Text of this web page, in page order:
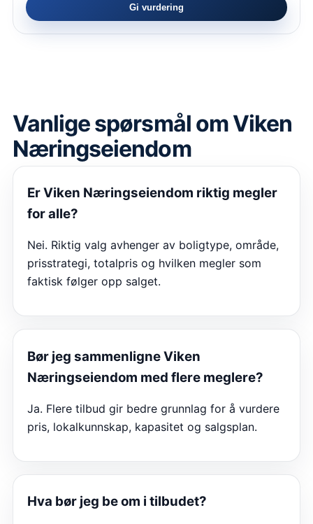
Gi vurdering
Vanlige spørsmål omViken
Næringseiendom
ErViken Næringseiendom riktig megler
for alle?
Nei. Riktig valg avhenger av boligtype, område,
prisstrategi, totalpris og hvilken megler som
faktisk følger opp salget.
Bør jeg sammenligneViken
Næringseiendom med flere meglere?
Ja. Flere tilbud gir bedre grunnlag for å vurdere
pris, lokalkunnskap, kapasitet og salgsplan.
Hva bør jeg be om i tilbudet?